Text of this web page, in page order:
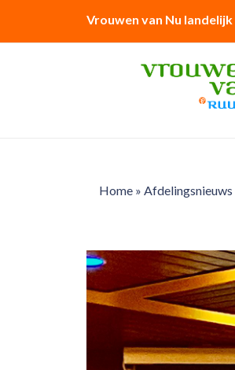
Vrouwen van Nu landelijk
Home» Afdelingsnieuws